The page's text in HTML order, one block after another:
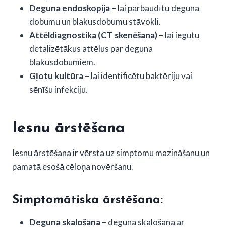
Deguna endoskopija– lai pārbaudītu deguna
dobumu un blakusdobumu stāvokli.
Attēldiagnostika (CT skenēšana)– lai iegūtu
detalizētākus attēlus par deguna
blakusdobumiem.
Gļotu kultūra– lai identificētu baktēriju vai
sēnīšu infekciju.
Iesnu ārstēšana
Iesnu ārstēšana ir vērsta uz simptomu mazināšanu un
pamatā esošā cēloņa novēršanu.
Simptomātiska ārstēšana:
Deguna skalošana– deguna skalošana ar